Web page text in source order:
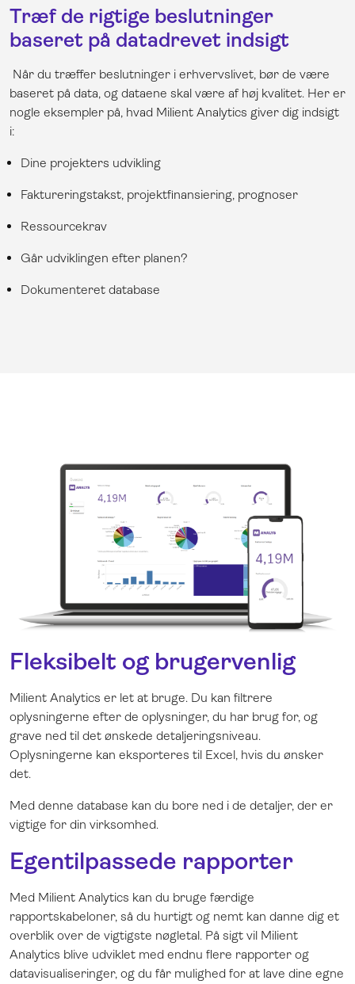
Træf de rigtige beslutninger
baseret på datadrevet indsigt
Når du træffer beslutninger i erhvervslivet, bør de være
baseret på data, og dataene skal være af høj kvalitet. Her er
nogle eksempler på, hvad Milient Analytics giver dig indsigt
i:
Dine projekters udvikling
Faktureringstakst, projektfinansiering, prognoser
Ressourcekrav
Går udviklingen efter planen?
Dokumenteret database
Fleksibelt og brugervenlig
Milient Analytics er let at bruge. Du kan filtrere
oplysningerne efter de oplysninger, du har brug for, og
grave ned til det ønskede detaljeringsniveau.
Oplysningerne kan eksporteres til Excel, hvis du ønsker
det.
Med denne database kan du bore ned i de detaljer, der er
vigtige for din virksomhed.
Egentilpassede rapporter
Med Milient Analytics kan du bruge færdige
rapportskabeloner, så du hurtigt og nemt kan danne dig et
overblik over de vigtigste nøgletal. På sigt vil Milient
Analytics blive udviklet med endnu flere rapporter og
datavisualiseringer, og du får mulighed for at lave dine egne